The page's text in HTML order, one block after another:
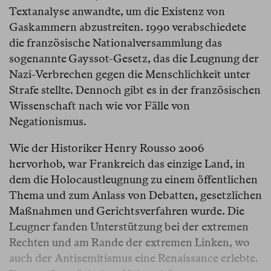
Textanalyse anwandte, um die Existenz von
Gaskammern abzustreiten. 1990 verabschiedete
die französische Nationalversammlung das
sogenannte Gayssot-Gesetz, das die Leugnung der
Nazi-Verbrechen gegen die Menschlichkeit unter
Strafe stellte. Dennoch gibt es in der französischen
Wissenschaft nach wie vor Fälle von
Negationismus.
Wie der Historiker Henry Rousso 2006
hervorhob, war Frankreich das einzige Land, in
dem die Holocaustleugnung zu einem öffentlichen
Thema und zum Anlass von Debatten, gesetzlichen
Maßnahmen und Gerichtsverfahren wurde. Die
Leugner fanden Unterstützung bei der extremen
Rechten und am Rande der extremen Linken, wo
auch der Antisemitismus eine Renaissance erlebte.